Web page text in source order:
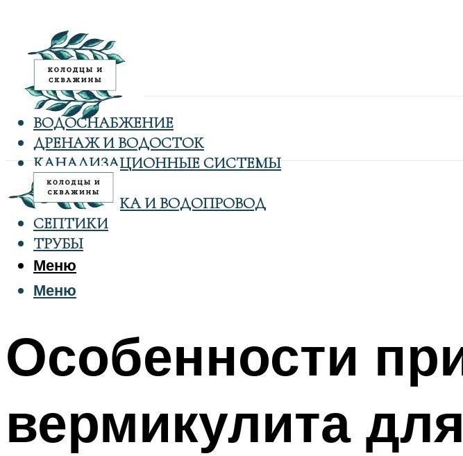
ВОДОСНАБЖЕНИЕ
ДРЕНАЖ И ВОДОСТОК
КАНАЛИЗАЦИОННЫЕ СИСТЕМЫ
КОЛОДЦЫ
САНТЕХНИКА И ВОДОПРОВОД
СЕПТИКИ
ТРУБЫ
Меню
Меню
Особенности
вермикулита